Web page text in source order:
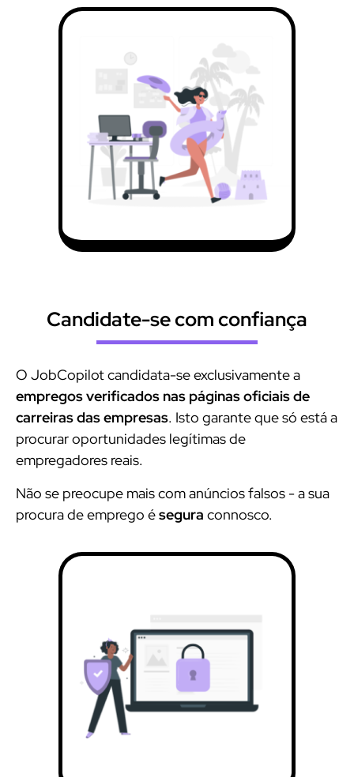
Candidate-se com confiança
O JobCopilot candidata-se exclusivamente a
empregos verificados nas páginas oficiais de
carreiras das empresas. Isto garante que só está a
procurar oportunidades legítimas de
empregadores reais.
Não se preocupe mais com anúncios falsos - a sua
procura de emprego ésegura connosco.